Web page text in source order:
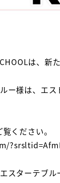
は、
ー様は、エ
ください。
スターテブ